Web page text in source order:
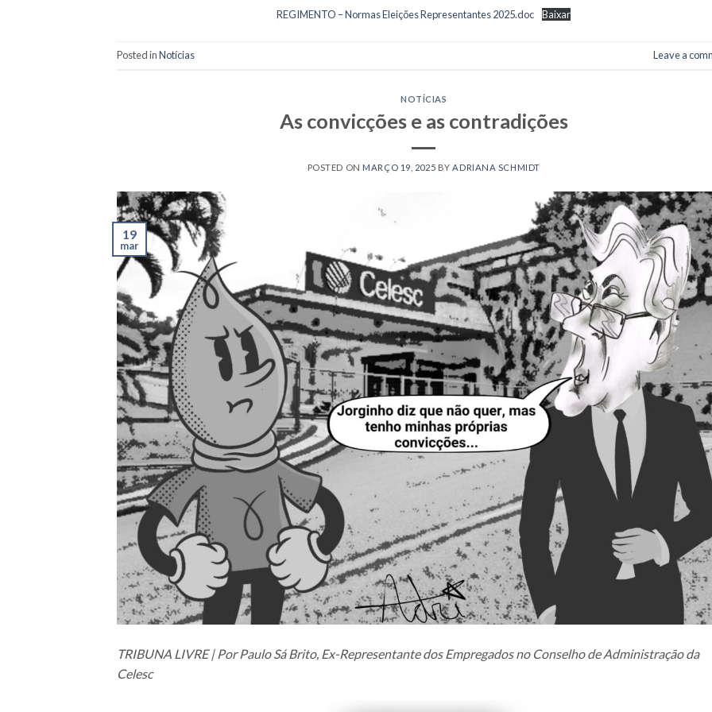
REGIMENTO – Normas Eleições Representantes 2025.doc Baixar
Posted inNotícias Leave a
NOTÍCIAS
As convicções e as contradições
POSTED ON MARÇO 19, 2025 BY ADRIANA SCHMIDT
19
mar
TRIBUNA LIVRE | Por Paulo Sá Brito, Ex-Representante dos Empregados no Conselho de Administração da
Celesc